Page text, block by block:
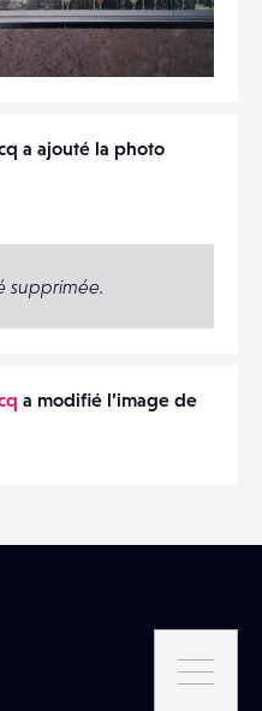
a ajouté la photo
supprimée.
a modifié l’image de